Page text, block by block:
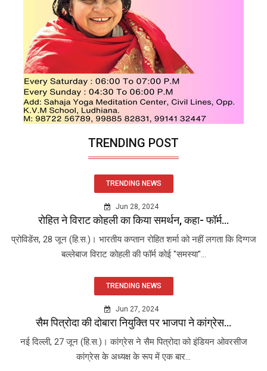
TRENDING POST
TRENDING NEWS
Jun 28, 2024
रोहित ने विराट कोहली का किया समर्थन, कहा- फॉर्म...
प्रोविडेंस, 28 जून (हि.स.)। भारतीय कप्तान रोहित शर्मा को नहीं लगता कि दिग्गज
बल्लेबाज विराट कोहली की फॉर्म कोई "समस्या"...
TRENDING NEWS
Jun 27, 2024
सैम पित्रोदा की दोबारा नियुक्ति पर भाजपा ने कांग्रेस...
नई दिल्ली, 27 जून (हि.स.)। कांग्रेस ने सैम पित्रोदा को इंडियन ओवरसीज
कांग्रेस के अध्यक्ष के रूप में एक बार...